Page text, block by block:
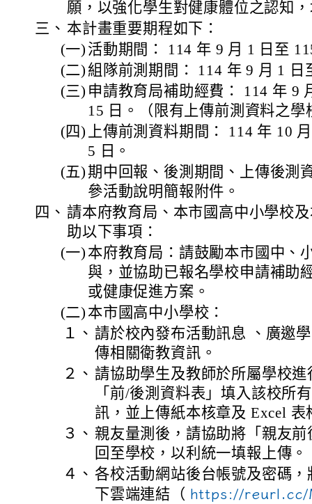
願，以強化學生對健康體位之認知
三、 本計畫重要期程如下：
(一) 活動期間： 114 年 9 月 1 日至
(二) 組隊前測期間： 114 年 9 月 1 日
(三) 申請教育局補助經費： 114 年 9
15 日。（限有上傳前測資料之學
(四) 上傳前測資料期間： 114 年 10
5 日。
(五)期中回報、後測期間、上傳後測
參活動說明簡報附件。
四、 請本府教育局、本市國高中小學校
助以下事項：
(一) 本府教育局：請鼓勵本市國中、
與，並協助已報名學校申請補助
或健康促進方案。
(二) 本市國高中小學校：
１、 請於校內發布活動訊息 、廣邀
傳相關衛教資訊。
２、 請協助學生及教師於所屬學校
「前/後測資料表」填入該校所
訊，並上傳紙本核章及 Excel 表
３、 親友量測後，請協助將「親友
回至學校，以利統一填報上傳。
４、 各校活動網站後台帳號及密碼
下雲端連結（ https://reurl.cc/